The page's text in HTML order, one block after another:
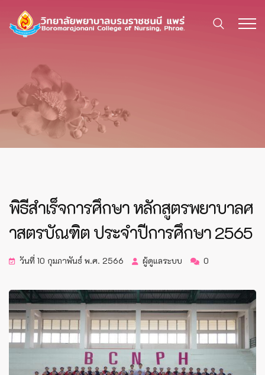
พิธีสำเร็จการศึกษา หลักสูตรพยาบาลศ
าสตรบัณฑิต ประจำปีการศึกษา 2565
วันที่ 10 กุมภาพันธ์ พ.ศ. 2566 ผู้ดูแลระบบ 0